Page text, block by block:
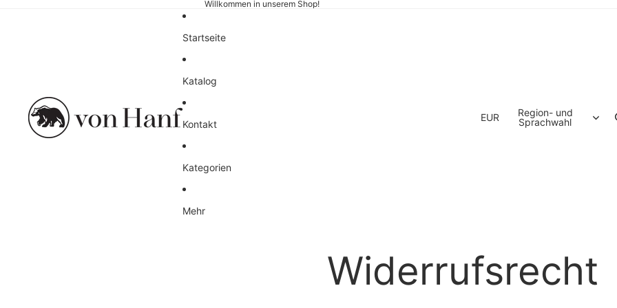
Willkommen in unserem Shop!
Startseite
Katalog
Kontakt
Kategorien
Mehr
EUR
Region- und
Sprachwahl
Widerrufsrecht